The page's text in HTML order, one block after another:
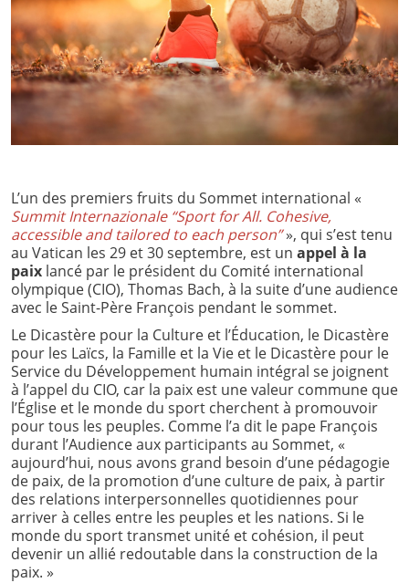
L’un des premiers fruits du Sommet international «
Summit Internazionale “Sport for All. Cohesive,
accessible and tailored to each person”», qui s’est tenu
au Vatican les 29 et 30 septembre, est un appel à la
paix lancé par le président du Comité international
olympique (CIO), Thomas Bach, à la suite d’une audience
avec le Saint-Père François pendant le sommet.
Le Dicastère pour la Culture et l’Éducation, le Dicastère
pour les Laïcs, la Famille et la Vie et le Dicastère pour le
Service du Développement humain intégral se joignent
à l’appel du CIO, car la paix est une valeur commune que
l’Église et le monde du sport cherchent à promouvoir
pour tous les peuples. Comme l’a dit le pape François
durant l’Audience aux participants au Sommet, «
aujourd’hui, nous avons grand besoin d’une pédagogie
de paix, de la promotion d’une culture de paix, à partir
des relations interpersonnelles quotidiennes pour
arriver à celles entre les peuples et les nations. Si le
monde du sport transmet unité et cohésion, il peut
devenir un allié redoutable dans la construction de la
paix. »